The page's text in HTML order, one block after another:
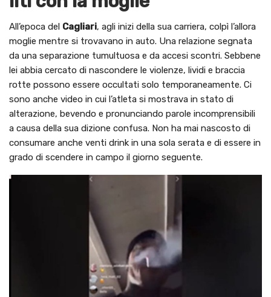
All’epoca del Cagliari, agli inizi della sua carriera, colpì l’allora
moglie mentre si trovavano in auto. Una relazione segnata
da una separazione tumultuosa e da accesi scontri. Sebbene
lei abbia cercato di nascondere le violenze, lividi e braccia
rotte possono essere occultati solo temporaneamente. Ci
sono anche video in cui l’atleta si mostrava in stato di
alterazione, bevendo e pronunciando parole incomprensibili
a causa della sua dizione confusa. Non ha mai nascosto di
consumare anche venti drink in una sola serata e di essere in
grado di scendere in campo il giorno seguente.